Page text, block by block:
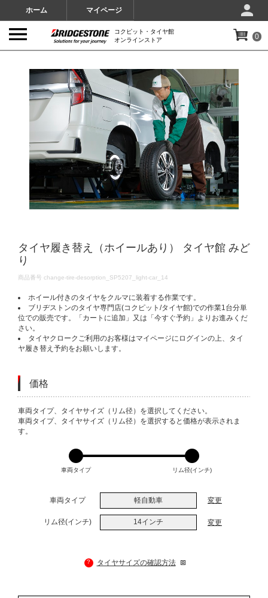
ホーム マイページ
コクピット・タイヤ館
オンラインストア
0
タイヤ履き替え（ホイールあり） タイヤ館 みど
り
DETAILS
商品番号 change-tire-desorption_SP5207_light-car_14
ホイール付きのタイヤをクルマに装着する作業です。
ブリヂストンのタイヤ専門店(コクピット/タイヤ館)での作業1台分単
位での販売です。「カートに追加」又は「今すぐ予約」よりお進みくだ
さい。
タイヤクロークご利用のお客様はマイページにログインの上、タイ
ヤ履き替え予約をお願いします。
価格
VARIATIONS
車両タイプ、タイヤサイズ（リム径）を選択してください。
車両タイプ、タイヤサイズ（リム径）を選択すると価格が表示されま
す。
車両タイプ リム径(インチ)
車両タイプ 軽自動車 変更
リム径(インチ) 14インチ 変更
? タイヤサイズの確認方法